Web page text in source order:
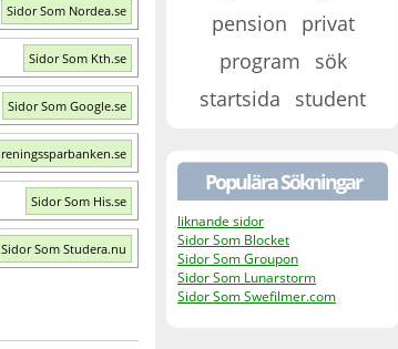
Sidor Som Nordea.se
Sidor Som Kth.se
Sidor Som Google.se
Sidor Som His.se
Sidor Som Studera.nu
pension
privat
program
sök
startsida
student
Populära Sökningar
liknande sidor
Sidor Som Blocket
Sidor Som Groupon
Sidor Som Lunarstorm
Sidor Som Swefilmer.com